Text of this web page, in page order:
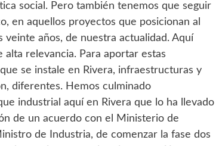
social. Pero también tenemos que seguir
en aquellos proyectos que posicionan al
veinte años, de nuestra actualidad. Aquí
relevancia. Para aportar estas
se instale en Rivera, infraestructuras y
diferentes. Hemos culminado
industrial aquí en Rivera que lo ha llevado
de un acuerdo con el Ministerio de
de Industria, de comenzar la fase dos